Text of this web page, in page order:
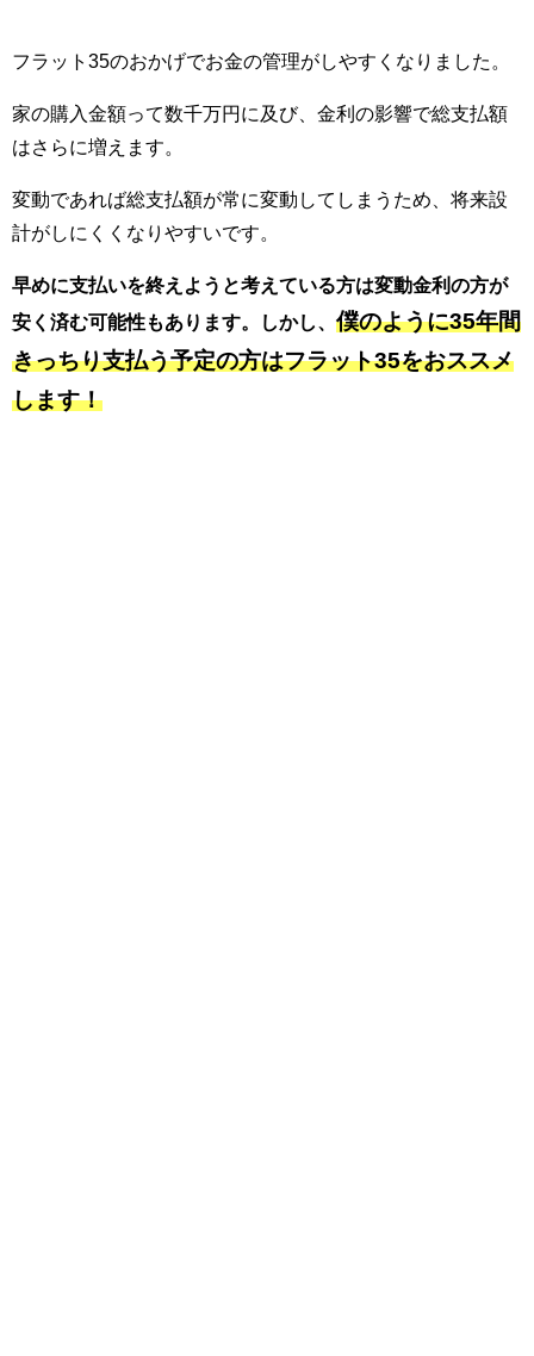
フラット35のおかげでお金の管理がしやすくなりました。
家の購入金額って数千万円に及び、金利の影響で総支払額
はさらに増えます。
変動であれば総支払額が常に変動してしまうため、将来設
計がしにくくなりやすいです。
早めに支払いを終えようと考えている方は変動金利の方が
安く済む可能性もあります。しかし、 僕のように35年間
きっちり支払う予定の方はフラット35をおススメ
します！